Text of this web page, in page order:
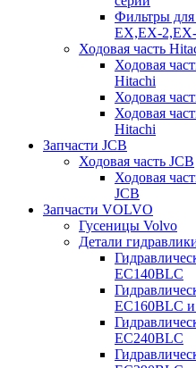
Фильтры для
EX,EX-
Ходовая часть
Ходовая
Hitachi
Ходовая
Ходовая
Hitachi
Запчасти JCB
Ходовая часть JCB
Ходовая
JCB
Запчасти VOLVO
Гусеницы Volvo
Детали
EC140BLC
EC160BLC
EC240BLC